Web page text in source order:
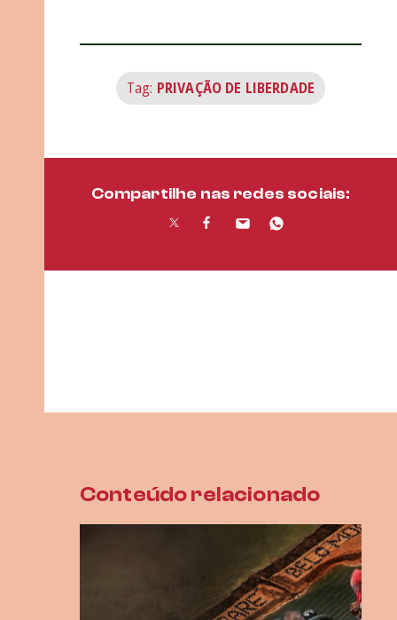
Tag: PRIVAÇÃO DE LIBERDADE
Compartilhe nas redes sociais:
Conteúdo relacionado